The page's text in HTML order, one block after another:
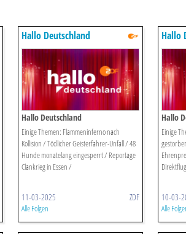
Hallo Deutschland
Hallo Deutschland
Einige Themen: Flammeninferno nach
Kollision / Tödlicher Geisterfahrer-Unfall / 48
Hunde monatelang eingesperrt / Reportage
Clankrieg in Essen /
11-03-2025 ZDF
Alle Folgen
Hallo
Hallo
Einige
10-03-
Alle